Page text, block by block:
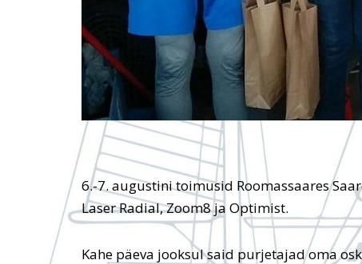
6.-7. augustini toimusid Roomassaares
Laser Radial, Zoom8 ja Optimist.
Kahe päeva jooksul said purjetajad oma